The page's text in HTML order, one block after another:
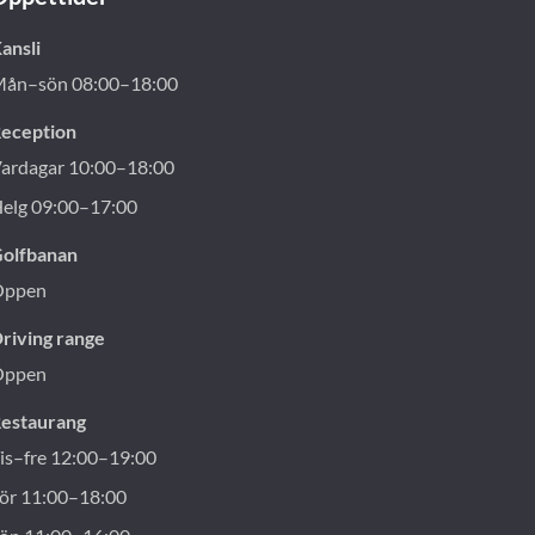
08:00–18:00
10:00–18:00
09:00–17:00
range
12:00–19:00
11:00–18:00